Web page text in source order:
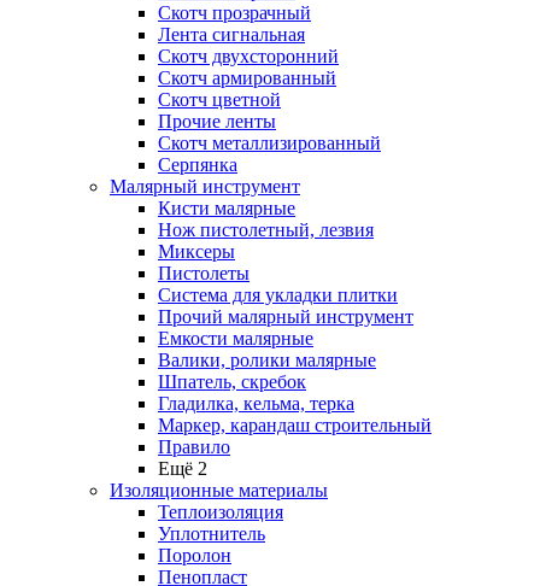
Скотч прозрачный
Лента сигнальная
Скотч двухсторонний
Скотч армированный
Скотч цветной
Прочие ленты
Скотч металлизированный
Серпянка
Малярный инструмент
Кисти малярные
Нож пистолетный, лезвия
Миксеры
Пистолеты
Система для укладки плитки
Прочий малярный инструмент
Емкости малярные
Валики, ролики малярные
Шпатель, скребок
Гладилка, кельма, терка
Маркер, карандаш строительный
Правило
Ещё 2
Изоляционные материалы
Теплоизоляция
Уплотнитель
Поролон
Пенопласт